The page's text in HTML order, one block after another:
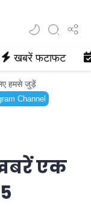
खबरें फटाफट
हमसे जुड़ें
Channel
एक